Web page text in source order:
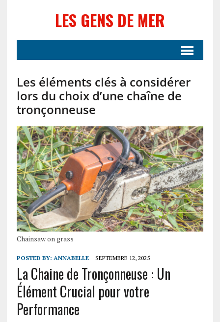
LES GENS DE MER
Les éléments clés à considérer
lors du choix d’une chaîne de
tronçonneuse
Chainsaw on grass
POSTED BY: ANNABELLE SEPTEMBRE 12, 2025
La Chaine de Tronçonneuse : Un
Élément Crucial pour votre
Performance